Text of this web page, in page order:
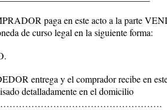
paga en este acto a la parte
de curso legal en la siguiente forma:
entrega y el comprador recibe en
detalladamente en el domicilio